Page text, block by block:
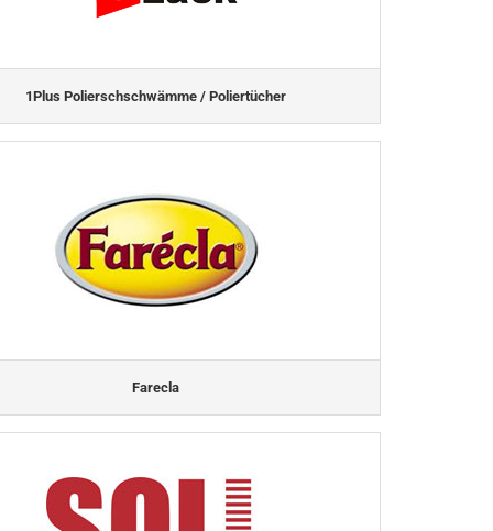
1Plus Polierschschwämme / Poliertücher
Farecla